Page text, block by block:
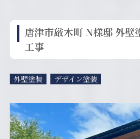
唐津市厳木町 N様邸 外壁
工事
外壁塗装 デザイン塗装